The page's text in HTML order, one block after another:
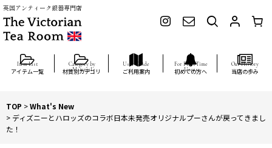
英国アンティーク銀器専門店
アイテム一覧 材質別カテゴリ ご利用案内 初めての方へ 当店の歩み
TOP >What's New
> ディズニーとハロッズのコラボ日本未発売オリジナルプーさんが戻ってきまし
た！